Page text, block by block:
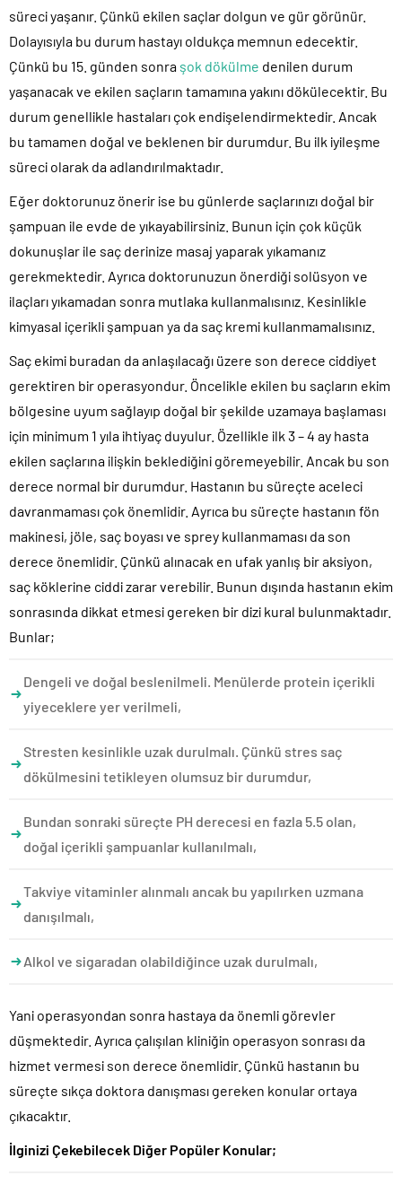
süreci yaşanır. Çünkü ekilen saçlar dolgun ve gür görünür.
Dolayısıyla bu durum hastayı oldukça memnun edecektir.
Çünkü bu 15. günden sonra şok dökülme denilen durum
yaşanacak ve ekilen saçların tamamına yakını dökülecektir. Bu
durum genellikle hastaları çok endişelendirmektedir. Ancak
bu tamamen doğal ve beklenen bir durumdur. Bu ilk iyileşme
süreci olarak da adlandırılmaktadır.
Eğer doktorunuz önerir ise bu günlerde saçlarınızı doğal bir
şampuan ile evde de yıkayabilirsiniz. Bunun için çok küçük
dokunuşlar ile saç derinize masaj yaparak yıkamanız
gerekmektedir. Ayrıca doktorunuzun önerdiği solüsyon ve
ilaçları yıkamadan sonra mutlaka kullanmalısınız. Kesinlikle
kimyasal içerikli şampuan ya da saç kremi kullanmamalısınız.
Saç ekimi buradan da anlaşılacağı üzere son derece ciddiyet
gerektiren bir operasyondur. Öncelikle ekilen bu saçların ekim
bölgesine uyum sağlayıp doğal bir şekilde uzamaya başlaması
için minimum 1 yıla ihtiyaç duyulur. Özellikle ilk 3 – 4 ay hasta
ekilen saçlarına ilişkin beklediğini göremeyebilir. Ancak bu son
derece normal bir durumdur. Hastanın bu süreçte aceleci
davranmaması çok önemlidir. Ayrıca bu süreçte hastanın fön
makinesi, jöle, saç boyası ve sprey kullanmaması da son
derece önemlidir. Çünkü alınacak en ufak yanlış bir aksiyon,
saç köklerine ciddi zarar verebilir. Bunun dışında hastanın ekim
sonrasında dikkat etmesi gereken bir dizi kural bulunmaktadır.
Bunlar;
Dengeli ve doğal beslenilmeli. Menülerde protein içerikli
yiyeceklere yer verilmeli,
Stresten kesinlikle uzak durulmalı. Çünkü stres saç
dökülmesini tetikleyen olumsuz bir durumdur,
Bundan sonraki süreçte PH derecesi en fazla 5.5 olan,
doğal içerikli şampuanlar kullanılmalı,
Takviye vitaminler alınmalı ancak bu yapılırken uzmana
danışılmalı,
Alkol ve sigaradan olabildiğince uzak durulmalı,
Yani operasyondan sonra hastaya da önemli görevler
düşmektedir. Ayrıca çalışılan kliniğin operasyon sonrası da
hizmet vermesi son derece önemlidir. Çünkü hastanın bu
süreçte sıkça doktora danışması gereken konular ortaya
çıkacaktır.
İlginizi Çekebilecek Diğer Popüler Konular;